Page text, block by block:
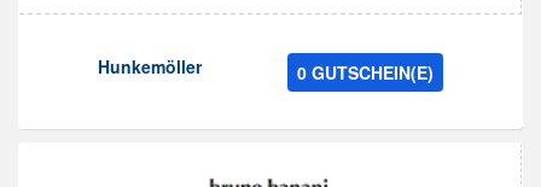
Hunkemöller 0 GUTSCHEIN(E)